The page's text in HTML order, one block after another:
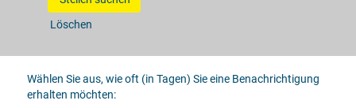
Löschen
Wählen Sie aus, wie oft (in Tagen) Sie eine Benachrichtigung
erhalten möchten: